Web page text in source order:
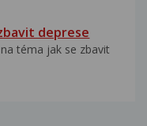
deprese
téma jak se zbavit